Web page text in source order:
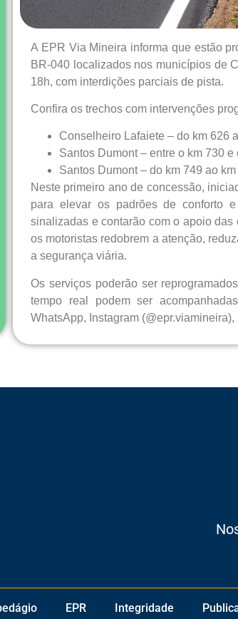
A EPR Via Mineira informa que estão
BR-040 localizados nos municípios de
18h, com interdições parciais de pista.
Confira os trechos com intervenções
Conselheiro Lafaiete – do km 626
Santos Dumont – entre o km 730
Santos Dumont – do km 749 ao
Neste primeiro ano de concessão,
para elevar os padrões de conforto
sinalizadas e contarão com o apoio
os motoristas redobrem a atenção,
a segurança viária.
Os serviços poderão ser
tempo real podem ser
WhatsApp, Instagram
EPR Integridade